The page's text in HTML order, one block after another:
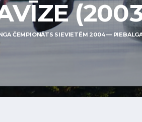
ČEMPIONĀTS SIEVIETĒM 2004 —